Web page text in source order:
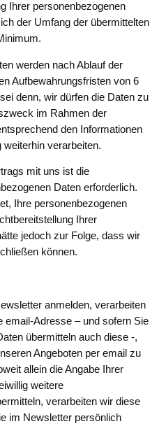
Ihrer personenbezogenen
der Umfang der übermittelten
werden nach Ablauf der
Aufbewahrungsfristen von 6
denn, wir dürfen die Daten zu
im Rahmen der
den Informationen
verarbeiten.
mit uns ist die
Daten erforderlich.
Ihre personenbezogenen
Ihrer
jedoch zur Folge, dass wir
können.
anmelden, verarbeiten
email-Adresse – und sofern Sie
übermitteln auch diese -,
Angeboten per email zu
allein die Angabe Ihrer
weitere
verarbeiten wir diese
im Newsletter persönlich